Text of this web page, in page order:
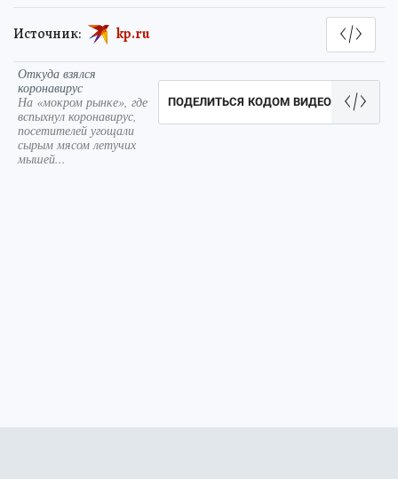
Источник: kp.ru
Откуда взялся
коронавирус
На «мокром рынке», где
вспыхнул коронавирус,
посетителей угощали
сырым мясом летучих
мышей...
ПОДЕЛИТЬСЯ КОДОМ ВИДЕО